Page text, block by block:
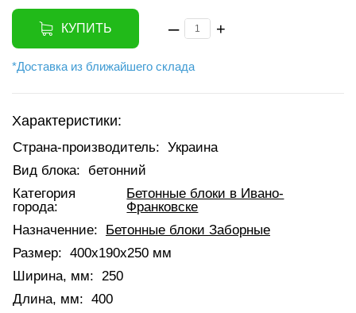
КУПИТЬ – +
*Доставка из ближайшего склада
Характеристики:
Страна-производитель: Украина
Вид блока:
бетонний
Категория
города:
Бетонные блоки в Ивано-
Франковске
Назначенние:
Бетонные блоки Заборные
Размер: 400х190х250 мм
Ширина, мм: 250
Длина, мм: 400